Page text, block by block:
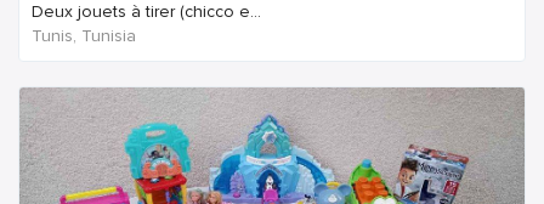
Deux jouets à tirer (chicco e...
Tunis, Tunisia